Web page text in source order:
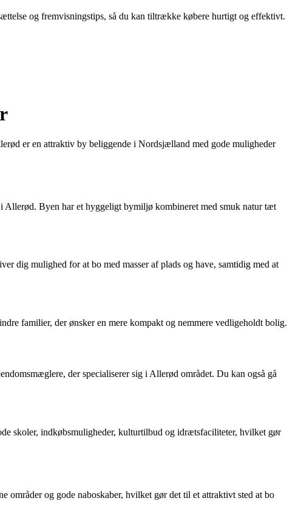
og fremvisningstips, så du kan tiltrække købere hurtigt og effektivt.
er en attraktiv by beliggende i Nordsjælland med gode muligheder
Allerød. Byen har et hyggeligt bymiljø kombineret med smuk natur tæt
dig mulighed for at bo med masser af plads og have, samtidig med at
familier, der ønsker en mere kompakt og nemmere vedligeholdt bolig.
der specialiserer sig i Allerød området. Du kan også gå
skoler, indkøbsmuligheder, kulturtilbud og idrætsfaciliteter, hvilket gør
og gode naboskaber, hvilket gør det til et attraktivt sted at bo